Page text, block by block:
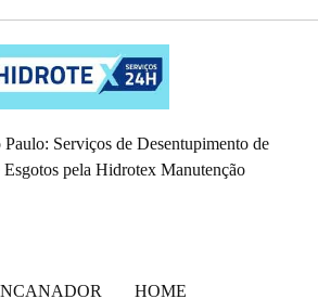
Serviços de Desentupimento de
Esgotos pela Hidrotex Manutenção
HOME